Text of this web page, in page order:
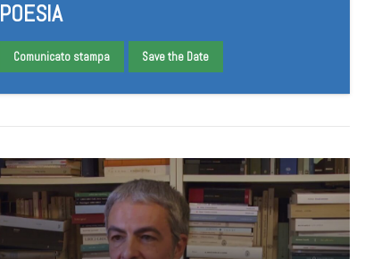
POESIA
Comunicato stampa Save the Date